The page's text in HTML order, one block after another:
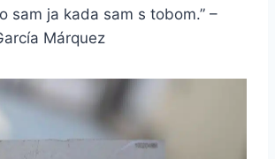
sam ja kada sam s tobom.” –
Márquez